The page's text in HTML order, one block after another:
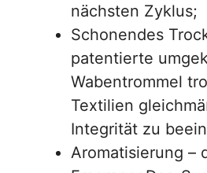
nächsten Zyklus;
Schonendes
patentierte
Wabentrommel
Textilien
Integrität zu
Aromatisierung –